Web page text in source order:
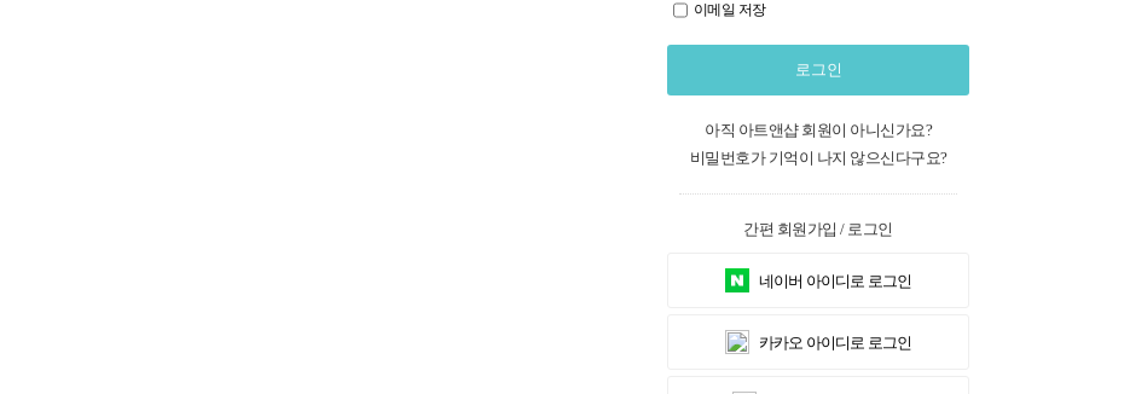
이메일 저장
로그인
아직 아트앤샵 회원이 아니신가요?
비밀번호가 기억이 나지 않으신다구요?
간편 회원가입 / 로그인
네이버 아이디로 로그인
카카오 아이디로 로그인